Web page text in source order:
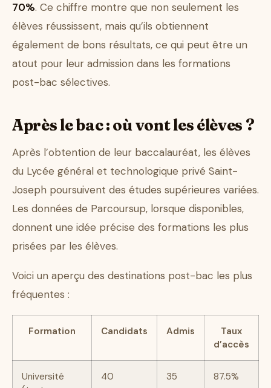
70%. Ce chiffre montre que non seulement les
élèves réussissent, mais qu’ils obtiennent
également de bons résultats, ce qui peut être un
atout pour leur admission dans les formations
post-bac sélectives.
Après le bac : où vont les élèves ?
Après l’obtention de leur baccalauréat, les élèves
du Lycée général et technologique privé Saint-
Joseph poursuivent des études supérieures variées.
Les données de Parcoursup, lorsque disponibles,
donnent une idée précise des formations les plus
prisées par les élèves.
Voici un aperçu des destinations post-bac les plus
fréquentes :
Formation Candidats Admis
Taux
d’accès
Université
40 35 87.5%